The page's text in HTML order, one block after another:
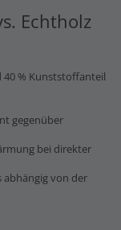
Echtholz
% Kunststoffanteil
gegenüber
bei direkter
abhängig von der